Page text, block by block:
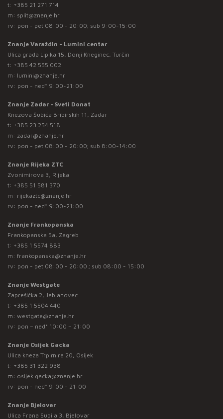
t: +385 21 271 714
m: split@znanje.hr
rv: pon - pet 08:00 - 20:00; sub 9:00-15:00
Znanje Varaždin - Lumini centar
Ulica grada Lipika 15, Donji Kneginec, Turčin
t: +385 42 555 002
m: lumini@znanje.hr
rv: pon - ned* 9:00-21:00
Znanje Zadar - Sveti Donat
Knezova Šubića Bribirskih 11, Zadar
t: +385 23 254 518
m: zadar@znanje.hr
rv: pon - pet 08:00 - 20:00; sub 8:00-14:00
Znanje Rijeka ZTC
Zvonimirova 3, Rijeka
t: +385 51 581 370
m: rijekaztc@znanje.hr
rv: pon - ned* 9:00-21:00
Znanje Frankopanska
Frankopanska 5a, Zagreb
t: +385 1 5574 883
m: frankopanska@znanje.hr
rv: pon - pet 08:00 - 20:00 ; sub 08:00 - 15:00
Znanje Westgate
Zaprešićka 2, Jablanovec
t: +385 1 5504 440
m: westgate@znanje.hr
rv: pon – ned* 10:00 – 21:00
Znanje Osijek Gacka
Ulica kneza Trpimira 20, Osijek
t: +385 31 322 938
m: osijek.gacka@znanje.hr
rv: pon - ned* 9:00 - 21:00
Znanje Bjelovar
Ulica Frana Supila 3, Bjelovar